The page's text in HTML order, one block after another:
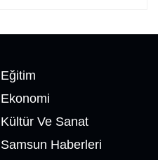
Eğitim
Ekonomi
Kültür Ve Sanat
Samsun Haberleri